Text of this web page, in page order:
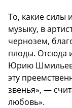
То, какие силы
музыку, в
чернозем,
плоды. Отсюда
Юрию
эту
звенья», —
любовь».